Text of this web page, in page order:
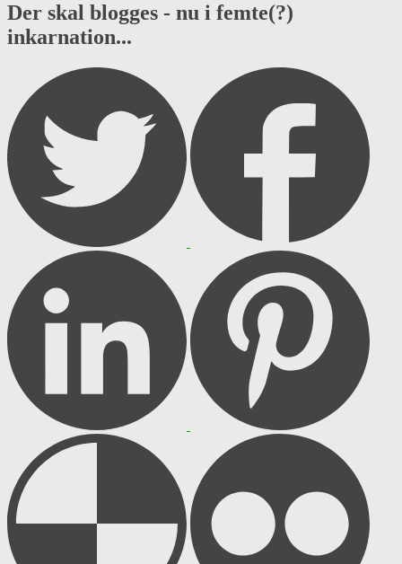
Der skal blogges - nu i femte(?)
inkarnation...